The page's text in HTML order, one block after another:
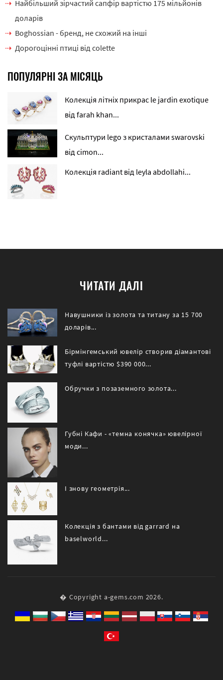
Найбільший зірчастий сапфір вартістю 175 мільйонів
доларів
Boghossian - бренд, не схожий на інші
Дорогоцінні птиці від сolette
ПОПУЛЯРНІ ЗА МІСЯЦЬ
Колекція літніх прикрас le jardin exotique
від farah khan...
Скульптури lego з кристалами swarovski
від cimon...
Колекція radiant від leyla abdollahi...
ЧИТАТИ ДАЛІ
Навушники із золота та титану за 15 700
доларів...
Бірмінгемський ювелір створив діамантові
туфлі вартістю $390 000...
Обручки з позаземного золота...
Губні Кафи - «темна конячка» ювелірної
моди...
І знову геометрія...
Колекція з бантами від garrard на
baselworld...
� Copyright a-gems.com 2026.